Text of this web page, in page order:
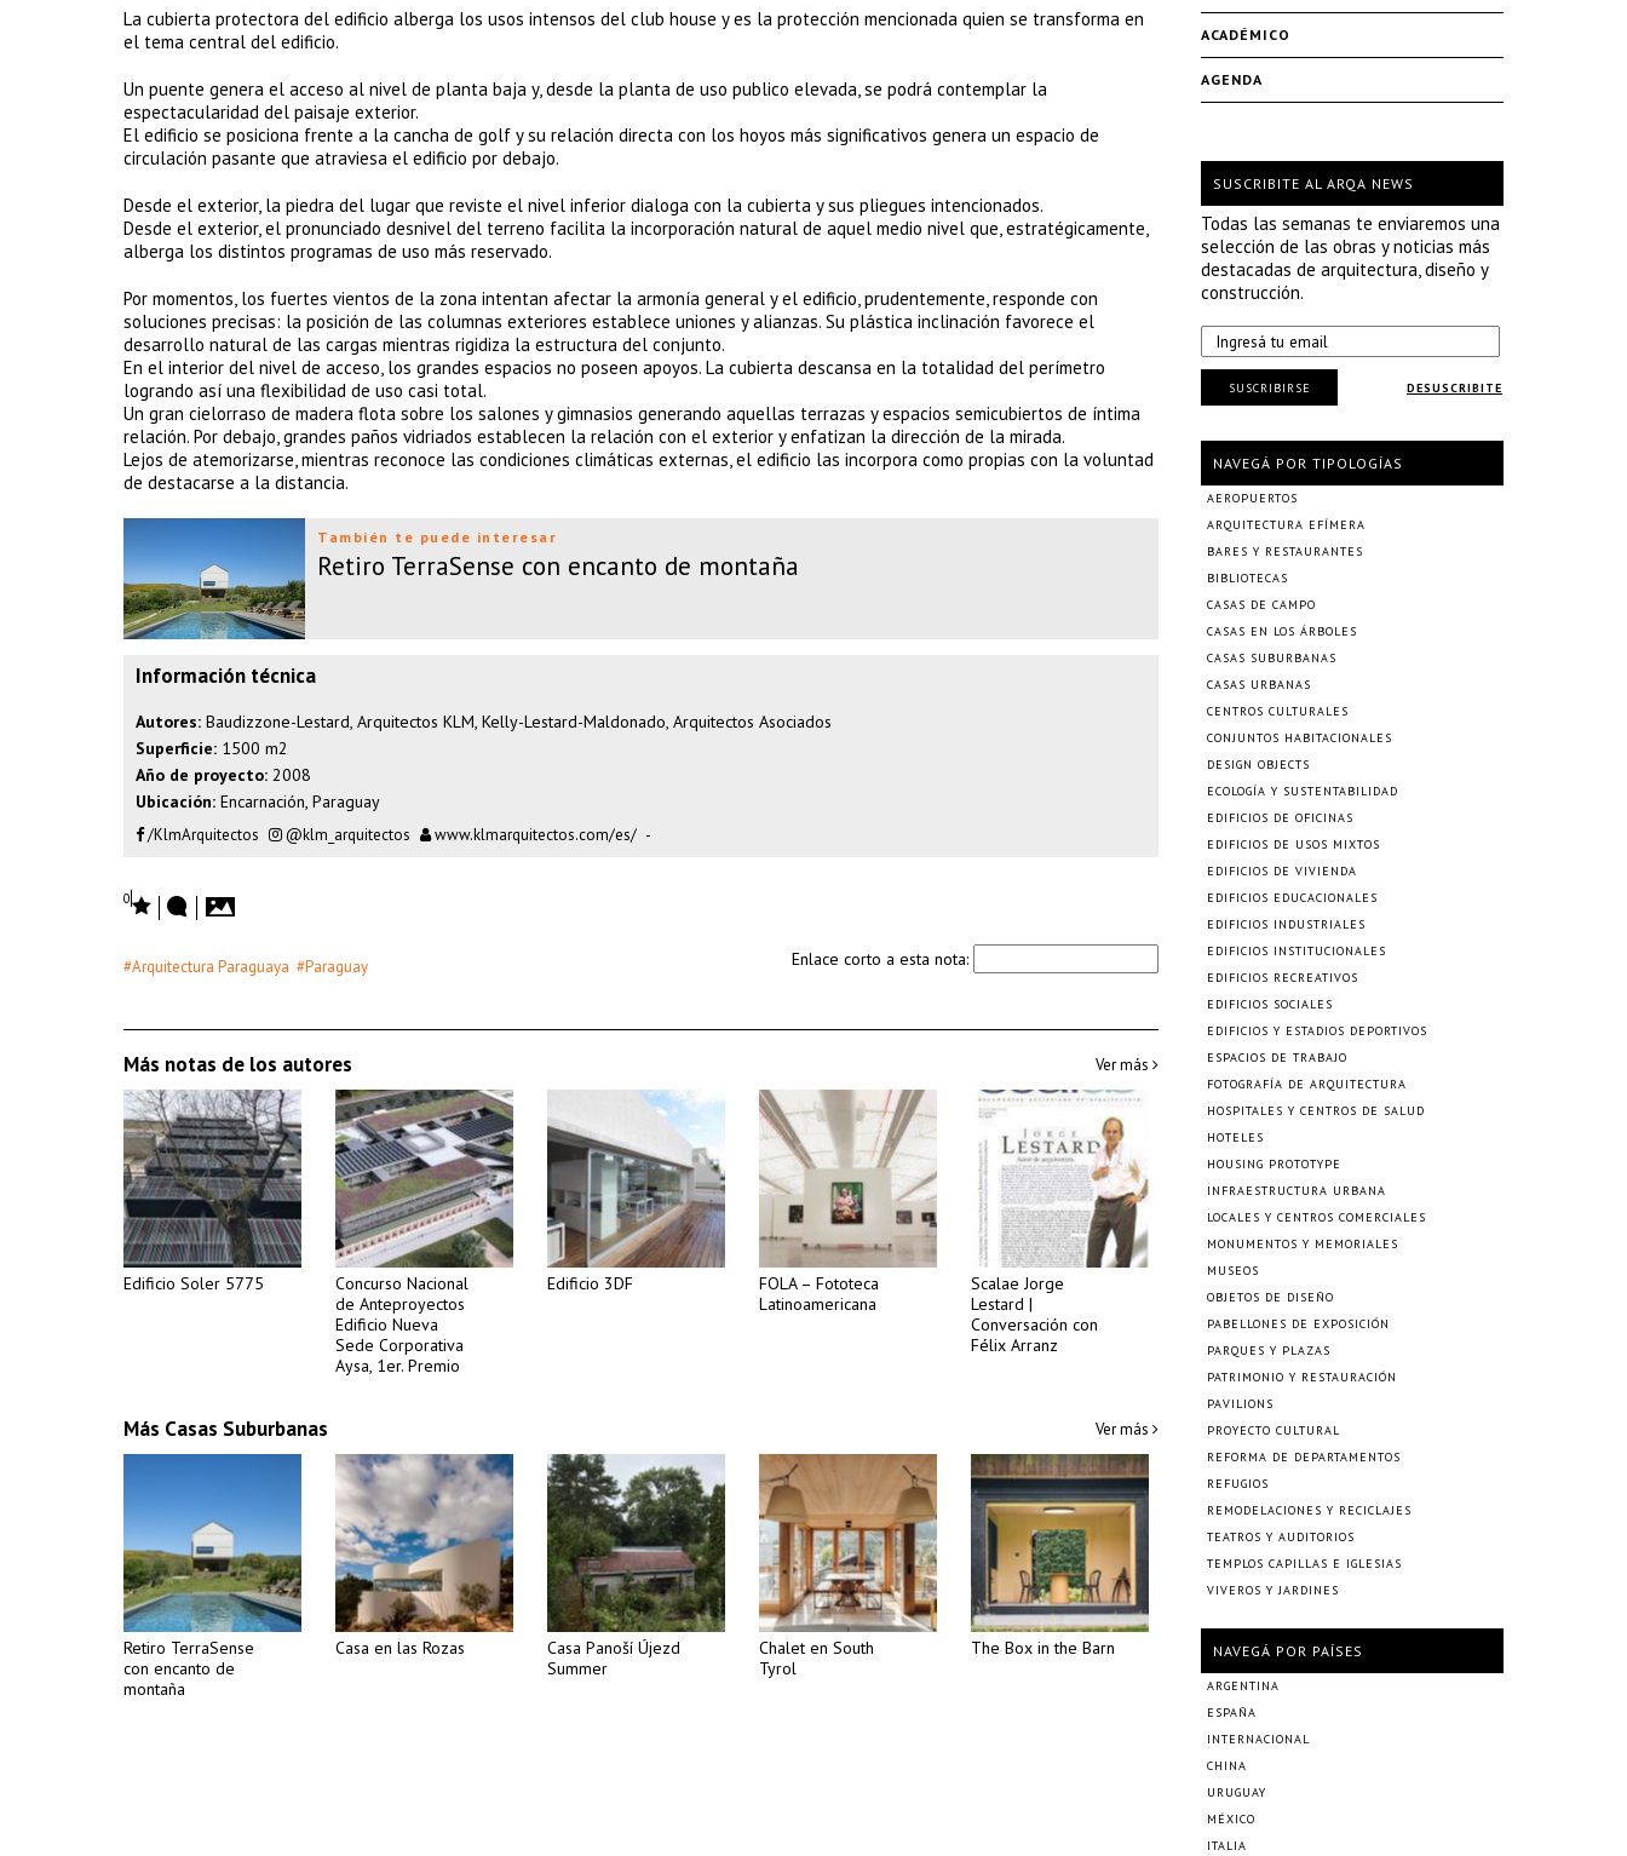
La cubierta protectora del edificio alberga los usos intensos del club house y es la protección mencionada quien se transforma en
el tema central del edificio.
Un puente genera el acceso al nivel de planta baja y, desde la planta de uso publico elevada, se podrá contemplar la
espectacularidad del paisaje exterior.
El edificio se posiciona frente a la cancha de golf y su relación directa con los hoyos más significativos genera un espacio de
circulación pasante que atraviesa el edificio por debajo.
Desde el exterior, la piedra del lugar que reviste el nivel inferior dialoga con la cubierta y sus pliegues intencionados.
Desde el exterior, el pronunciado desnivel del terreno facilita la incorporación natural de aquel medio nivel que, estratégicamente,
alberga los distintos programas de uso más reservado.
Por momentos, los fuertes vientos de la zona intentan afectar la armonía general y el edificio, prudentemente, responde con
soluciones precisas: la posición de las columnas exteriores establece uniones y alianzas. Su plástica inclinación favorece el
desarrollo natural de las cargas mientras rigidiza la estructura del conjunto.
En el interior del nivel de acceso, los grandes espacios no poseen apoyos. La cubierta descansa en la totalidad del perímetro
logrando así una flexibilidad de uso casi total.
Un gran cielorraso de madera flota sobre los salones y gimnasios generando aquellas terrazas y espacios semicubiertos de íntima
relación. Por debajo, grandes paños vidriados establecen la relación con el exterior y enfatizan la dirección de la mirada.
Lejos de atemorizarse, mientras reconoce las condiciones climáticas externas, el edificio las incorpora como propias con la voluntad
de destacarse a la distancia.
También te puede interesar
Retiro TerraSense con encanto de montaña
Información técnica
Autores: Baudizzone-Lestard, Arquitectos KLM, Kelly-Lestard-Maldonado, Arquitectos Asociados
Superficie: 1500 m2
Año de proyecto: 2008
Ubicación: Encarnación, Paraguay
/KlmArquitectos @klm_arquitectos www.klmarquitectos.com/es/ -
0
#Arquitectura Paraguaya #Paraguay Enlace corto a esta nota:
Más notas de los autores Ver más
Edificio Soler 5775
Concurso Nacional
de Anteproyectos
Edificio Nueva
Sede Corporativa
Aysa, 1er. Premio
Edificio 3DF
FOLA – Fototeca
Latinoamericana
Scalae Jorge
Lestard |
Conversación con
Félix Arranz
Más Casas Suburbanas Ver más
Retiro TerraSense
con encanto de
montaña
Casa en las Rozas
Casa Panoší Újezd
Summer
Chalet en South
Tyrol
The Box in the Barn
ACADÉMICO
AGENDA
SUSCRIBITE AL ARQA NEWS
Todas las semanas te enviaremos una
selección de las obras y noticias más
destacadas de arquitectura, diseño y
construcción.
DESUSCRIBITE
SUSCRIBIRSE
NAVEGÁ POR TIPOLOGÍAS
AEROPUERTOS
ARQUITECTURA EFÍMERA
BARES Y RESTAURANTES
BIBLIOTECAS
CASAS DE CAMPO
CASAS EN LOS ÁRBOLES
CASAS SUBURBANAS
CASAS URBANAS
CENTROS CULTURALES
CONJUNTOS HABITACIONALES
DESIGN OBJECTS
ECOLOGÍA Y SUSTENTABILIDAD
EDIFICIOS DE OFICINAS
EDIFICIOS DE USOS MIXTOS
EDIFICIOS DE VIVIENDA
EDIFICIOS EDUCACIONALES
EDIFICIOS INDUSTRIALES
EDIFICIOS INSTITUCIONALES
EDIFICIOS RECREATIVOS
EDIFICIOS SOCIALES
EDIFICIOS Y ESTADIOS DEPORTIVOS
ESPACIOS DE TRABAJO
FOTOGRAFÍA DE ARQUITECTURA
HOSPITALES Y CENTROS DE SALUD
HOTELES
HOUSING PROTOTYPE
INFRAESTRUCTURA URBANA
LOCALES Y CENTROS COMERCIALES
MONUMENTOS Y MEMORIALES
MUSEOS
OBJETOS DE DISEÑO
PABELLONES DE EXPOSICIÓN
PARQUES Y PLAZAS
PATRIMONIO Y RESTAURACIÓN
PAVILIONS
PROYECTO CULTURAL
REFORMA DE DEPARTAMENTOS
REFUGIOS
REMODELACIONES Y RECICLAJES
TEATROS Y AUDITORIOS
TEMPLOS CAPILLAS E IGLESIAS
VIVEROS Y JARDINES
NAVEGÁ POR PAÍSES
ARGENTINA
ESPAÑA
INTERNACIONAL
CHINA
URUGUAY
MÉXICO
ITALIA